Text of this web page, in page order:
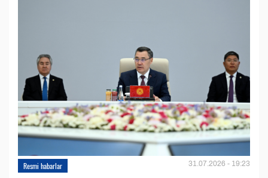
Resmi habarlar 31.07.2026 - 19:23